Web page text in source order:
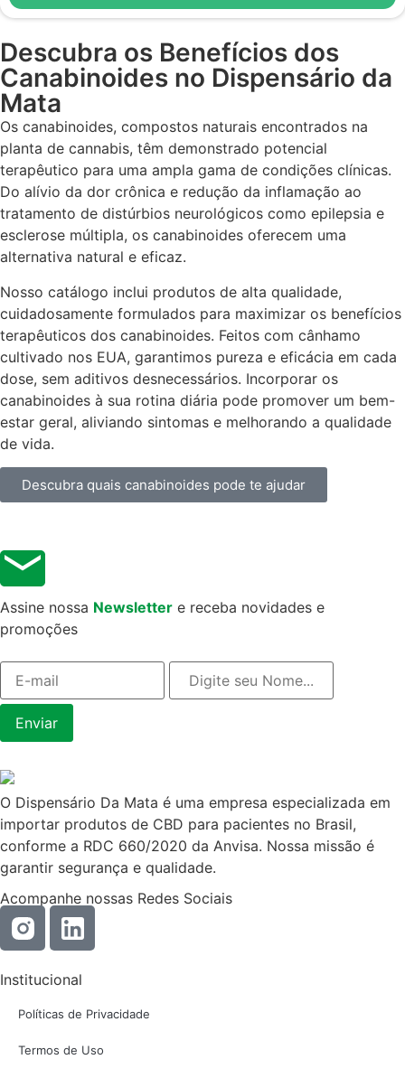
Descubra os Benefícios dos
Canabinoides no Dispensário da
Mata ​
Os canabinoides, compostos naturais encontrados na
planta de cannabis, têm demonstrado potencial
terapêutico para uma ampla gama de condições clínicas.
Do alívio da dor crônica e redução da inflamação ao
tratamento de distúrbios neurológicos como epilepsia e
esclerose múltipla, os canabinoides oferecem uma
alternativa natural e eficaz.
Nosso catálogo inclui produtos de alta qualidade,
cuidadosamente formulados para maximizar os benefícios
terapêuticos dos canabinoides. Feitos com cânhamo
cultivado nos EUA, garantimos pureza e eficácia em cada
dose, sem aditivos desnecessários. Incorporar os
canabinoides à sua rotina diária pode promover um bem-
estar geral, aliviando sintomas e melhorando a qualidade
de vida.
Descubra quais canabinoides pode te ajudar
Assine nossa Newsletter e receba novidades e
promoções
O Dispensário Da Mata é uma empresa especializada em
importar produtos de CBD para pacientes no Brasil,
conforme a RDC 660/2020 da Anvisa. Nossa missão é
garantir segurança e qualidade.
Acompanhe nossas Redes Sociais
Institucional
Políticas de Privacidade
Termos de Uso